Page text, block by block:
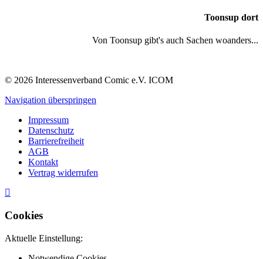
Toonsup dort
Von Toonsup gibt's auch Sachen woanders...
© 2026 Interessenverband Comic e.V. ICOM
Navigation überspringen
Impressum
Datenschutz
Barrierefreiheit
AGB
Kontakt
Vertrag widerrufen
Cookies
Aktuelle Einstellung: